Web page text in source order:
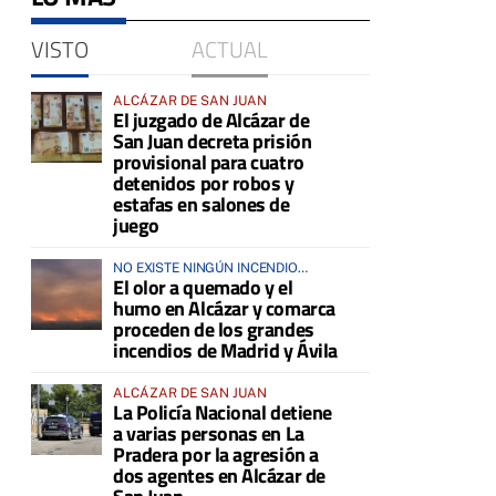
VISTO ACTUAL
ALCÁZAR DE SAN JUAN
El juzgado de Alcázar de
San Juan decreta prisión
provisional para cuatro
detenidos por robos y
estafas en salones de
juego
NO EXISTE NINGÚN INCENDIO
ACTIVO EN LA COMARCA
El olor a quemado y el
humo en Alcázar y comarca
proceden de los grandes
incendios de Madrid y Ávila
ALCÁZAR DE SAN JUAN
La Policía Nacional detiene
a varias personas en La
Pradera por la agresión a
dos agentes en Alcázar de